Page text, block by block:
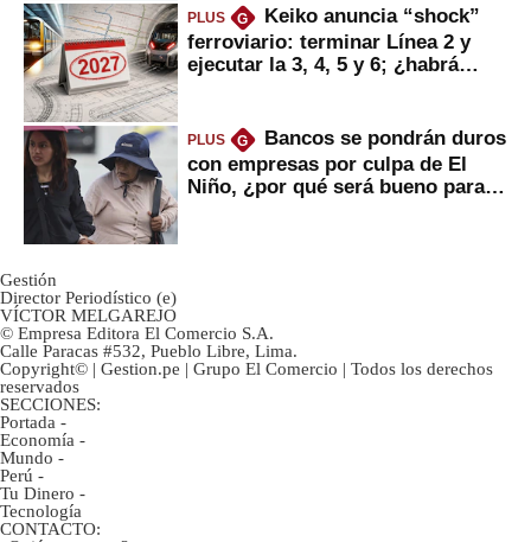
PLUS G
Keiko anuncia “shock”
ferroviario: terminar Línea 2 y
ejecutar la 3, 4, 5 y 6; ¿habrá
PLUS G
Bancos se pondrán duros
con empresas por culpa de El
Niño, ¿por qué será bueno para
Gestión
Director Periodístico (e)
VÍCTOR MELGAREJO
© Empresa Editora El Comercio S.A.
Calle Paracas #532, Pueblo Libre, Lima.
Copyright© | Gestion.pe | Grupo El Comercio | Todos los derechos
reservados
SECCIONES:
Portada -
Economía -
Mundo -
Perú -
Tu Dinero -
Tecnología
CONTACTO: